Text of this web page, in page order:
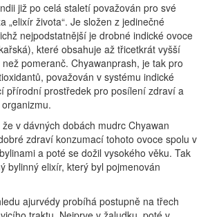
již po celá staletí považován pro své
„elixír života“. Je složen z jedinečné
nejpodstatnější je drobné indické ovoce
které obsahuje až třicetkrát vyšší
pomeranč. Chyawanprash, je tak pro
považován v systému indické
přírodní prostředek pro posílení zdraví a
v dávných dobách mudrc Chyawan
zdraví konzumací tohoto ovoce spolu v
a poté se dožil vysokého věku. Tak
bylinný elixír, který byl pojmenován
ajurvédy probíhá postupně na třech